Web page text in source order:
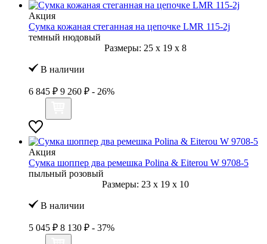
Акция
Сумка кожаная стеганная на цепочке LMR 115-2j
темный нюдовый
Размеры: 25 x 19 x 8
В наличии
6 845 ₽ 9 260 ₽ - 26%
Акция
Сумка шоппер два ремешка Polina & Eiterou W 9708-5
пыльный розовый
Размеры: 23 x 19 x 10
В наличии
5 045 ₽ 8 130 ₽ - 37%